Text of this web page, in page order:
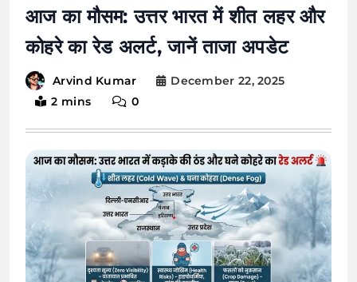
आज का मौसम: उत्तर भारत में शीत लहर और
कोहरे का रेड अलर्ट, जानें ताजा अपडेट
Arvind Kumar
December 22, 2025
2 mins
0